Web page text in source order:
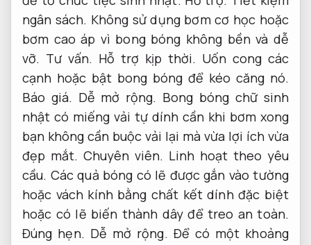
ngân sách. Không sử dụng bơm cơ học hoặc
bơm cao áp vì bong bóng không bền và dễ
vỡ. Tư vấn. Hỗ trợ kịp thời. Uốn cong các
cạnh hoặc bật bong bóng để kéo căng nó.
Báo giá. Dễ mở rộng. Bong bóng chữ sinh
nhật có miếng vải tự dính cần khi bơm xong
bạn không cần buộc vải lại mà vừa lợi ích vừa
đẹp mắt. Chuyên viên. Linh hoạt theo yêu
cầu. Các quả bóng có lẽ được gắn vào tường
hoặc vách kính bằng chất kết dính đặc biệt
hoặc có lẽ biến thành dây để treo an toàn.
Đúng hẹn. Dễ mở rộng. Để có một khoảng